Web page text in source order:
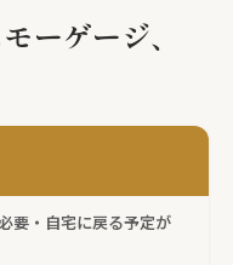
ーゲージ、
要・自宅に戻る予定が